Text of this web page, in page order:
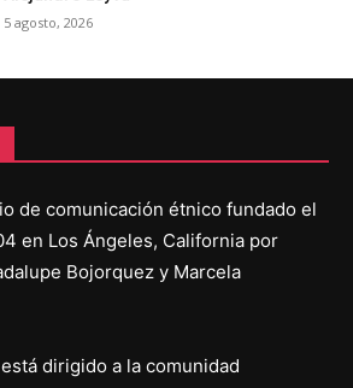
5 agosto, 2026
de comunicación étnico fundado el
en Los Ángeles, California por
Bojorquez y Marcela
dirigido a la comunidad